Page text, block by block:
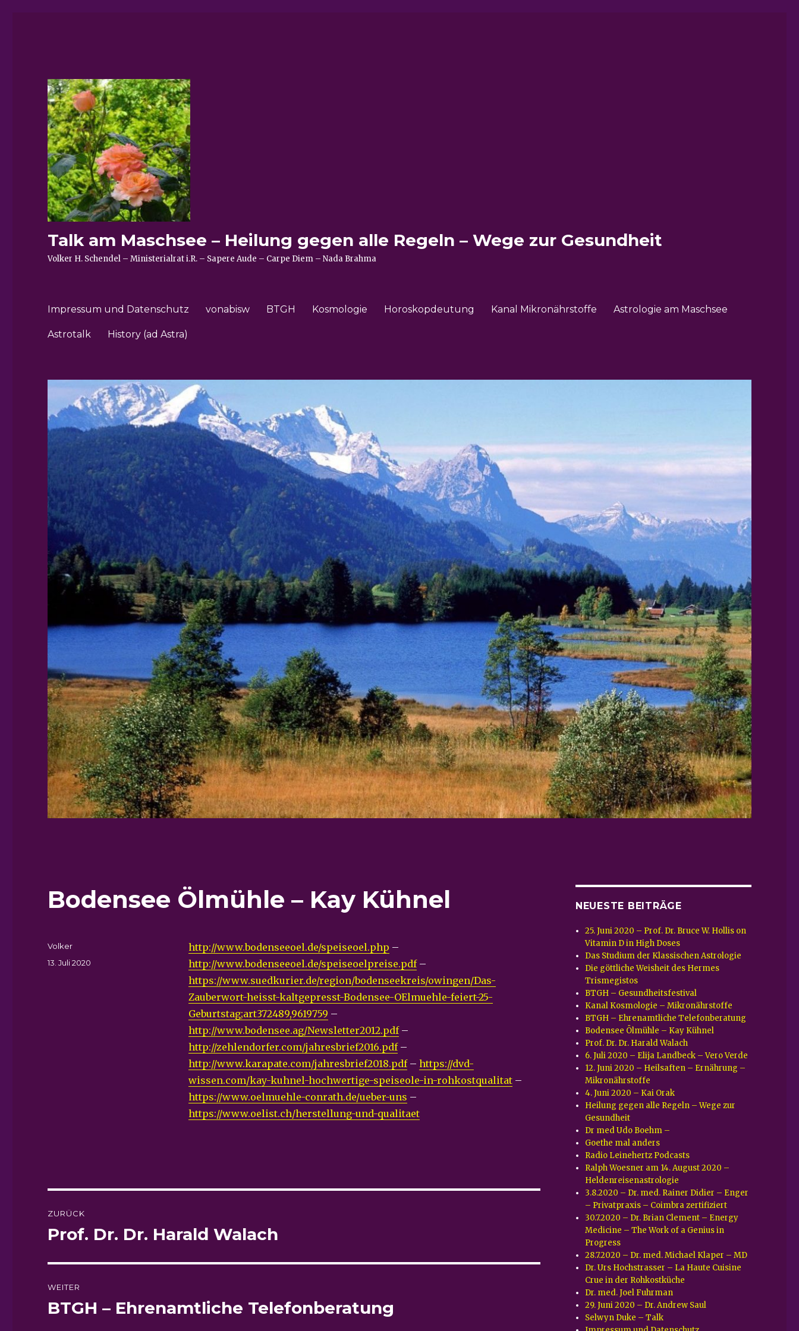
Talk am Maschsee – Heilung gegen alle Regeln – Wege zur Gesundheit
Volker H. Schendel – Ministerialrat i.R. – Sapere Aude – Carpe Diem – Nada Brahma
Impressum und Datenschutz vonabisw BTGH Kosmologie Horoskopdeutung Kanal Mikronährstoffe Astrologie am Maschsee
Astrotalk History (ad Astra)
Bodensee Ölmühle – Kay Kühnel
http://www.bodenseeoel.de/speiseoel.php –
http://www.bodenseeoel.de/speiseoelpreise.pdf–
https://www.suedkurier.de/region/bodenseekreis/owingen/Das-
Zauberwort-heisst-kaltgepresst-Bodensee-OElmuehle-feiert-25-
Geburtstag;art372489,9619759 –
http://www.bodensee.ag/Newsletter2012.pdf–
http://zehlendorfer.com/jahresbrief2016.pdf–
http://www.karapate.com/jahresbrief2018.pdf– https://dvd-
wissen.com/kay-kuhnel-hochwertige-speiseole-in-rohkostqualitat–
https://www.oelmuehle-conrath.de/ueber-uns –
https://www.oelist.ch/herstellung-und-qualitaet
Autor
Volker
Veröffentlicht
13. Juli 2020
ZURÜCK
Vorheriger
Prof. Dr. Dr. Harald Walach
WEITER
Nächster
BTGH – Ehrenamtliche Telefonberatung
NEUESTE BEITRÄGE
25. Juni 2020 – Prof. Dr. Bruce W. Hollis on
Vitamin D in High Doses
Das Studium der Klassischen Astrologie
Die göttliche Weisheit des Hermes
Trismegistos
BTGH – Gesundheitsfestival
Kanal Kosmologie – Mikronährstoffe
BTGH – Ehrenamtliche Telefonberatung
Bodensee Ölmühle – Kay Kühnel
Prof. Dr. Dr. Harald Walach
6. Juli 2020 – Elija Landbeck – Vero Verde
12. Juni 2020 – Heilsaften – Ernährung –
Mikronährstoffe
4. Juni 2020 – Kai Orak
Heilung gegen alle Regeln – Wege zur
Gesundheit
Dr med Udo Boehm –
Goethe mal anders
Radio Leinehertz Podcasts
Ralph Woesner am 14. August 2020 –
Heldenreisenastrologie
3.8.2020 – Dr. med. Rainer Didier – Enger
– Privatpraxis – Coimbra zertifiziert
30.7.2020 – Dr. Brian Clement – Energy
Medicine – The Work of a Genius in
Progress
28.7.2020 – Dr. med. Michael Klaper – MD
Dr. Urs Hochstrasser – La Haute Cuisine
Crue in der Rohkostküche
Dr. med. Joel Fuhrman
29. Juni 2020 – Dr. Andrew Saul
Selwyn Duke – Talk